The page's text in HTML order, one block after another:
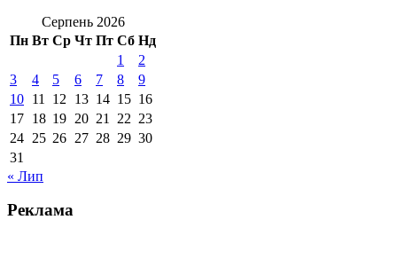
Серпень 2026
Пн Вт Ср Чт Пт Сб Нд
1
2
3
4 5 6 7 8
9
10 11 12 13 14 15 16
17 18 19 20 21 22 23
24 25 26 27 28 29 30
31
« Лип
Реклама